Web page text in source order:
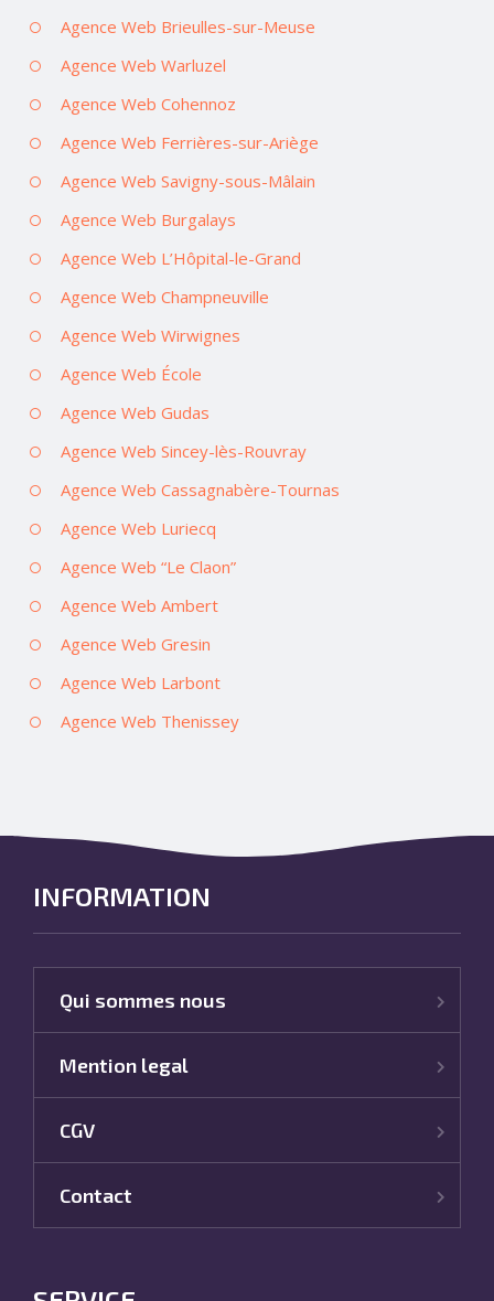
Agence Web Brieulles-sur-Meuse
Agence Web Warluzel
Agence Web Cohennoz
Agence Web Ferrières-sur-Ariège
Agence Web Savigny-sous-Mâlain
Agence Web Burgalays
Agence Web L’Hôpital-le-Grand
Agence Web Champneuville
Agence Web Wirwignes
Agence Web École
Agence Web Gudas
Agence Web Sincey-lès-Rouvray
Agence Web Cassagnabère-Tournas
Agence Web Luriecq
Agence Web “Le Claon”
Agence Web Ambert
Agence Web Gresin
Agence Web Larbont
Agence Web Thenissey
INFORMATION
Qui sommes nous
Mention legal
CGV
Contact